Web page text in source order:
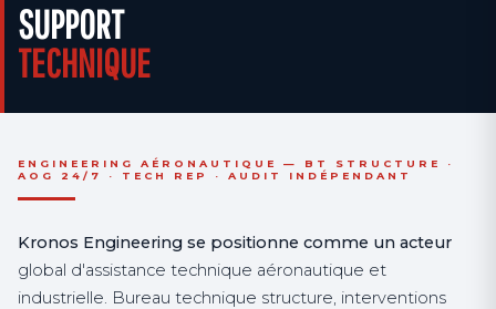
SUPPORT
TECHNIQUE
ENGINEERING AÉRONAUTIQUE — BT STRUCTURE ·
AOG 24/7 · TECH REP · AUDIT INDÉPENDANT
Kronos Engineering se positionne comme un acteur
global d'assistance technique aéronautique et
industrielle. Bureau technique structure, interventions